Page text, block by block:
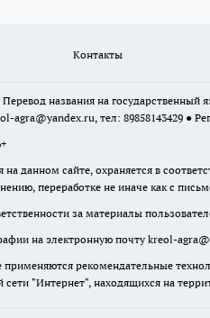
Контакты
Перевод названия на
agra@yandex.ru, тел: 89858143429 ●
данном сайте, охраняется в
переработке не иначе как с
за материалы
на электронную почту kreol-
рекомендательные
сети "Интернет", находящихся на